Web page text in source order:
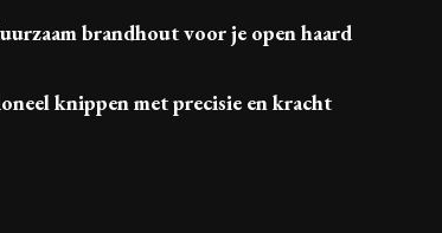
brandhout voor je open haard
knippen met precisie en kracht